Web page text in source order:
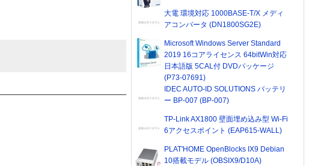
大電 環境対応 1000BASE-T/X メディ
アコンバータ (DN1800SG2E)
Microsoft Windows Server Standard
2019 16コアライセンス 64bitWin対応
日本語版 5CAL付 DVDパッケージ
(P73-07691)
IDEC AUTO-ID SOLUTIONS バッテリ
ー BP-007 (BP-007)
TP-Link AX1800 壁面埋め込み型 Wi-Fi
6アクセスポイント (EAP615-WALL)
PLAT'HOME OpenBlocks IX9 Debian
10搭載モデル (OBSIX9/D10A)